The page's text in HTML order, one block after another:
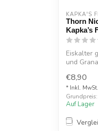
KAPKA'S
Thorn
Kapka’s
Eiskalter
und
€8,90
* Inkl.
Auf Lager